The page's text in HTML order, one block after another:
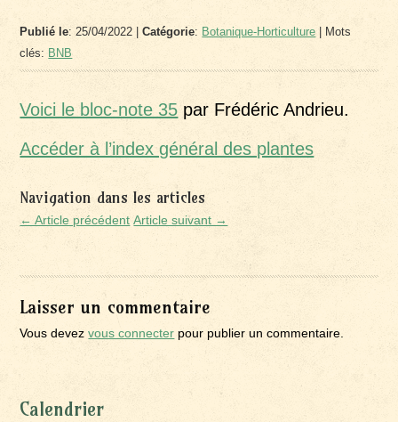
Publié le: 25/04/2022 |Catégorie: Botanique-Horticulture | Mots
clés: BNB
Voici le bloc-note 35 par Frédéric Andrieu.
Accéder à l’index général des plantes
Navigation dans les articles
← Article précédent Article suivant →
Laisser un commentaire
Vous devezvous connecter pour publier un commentaire.
Calendrier